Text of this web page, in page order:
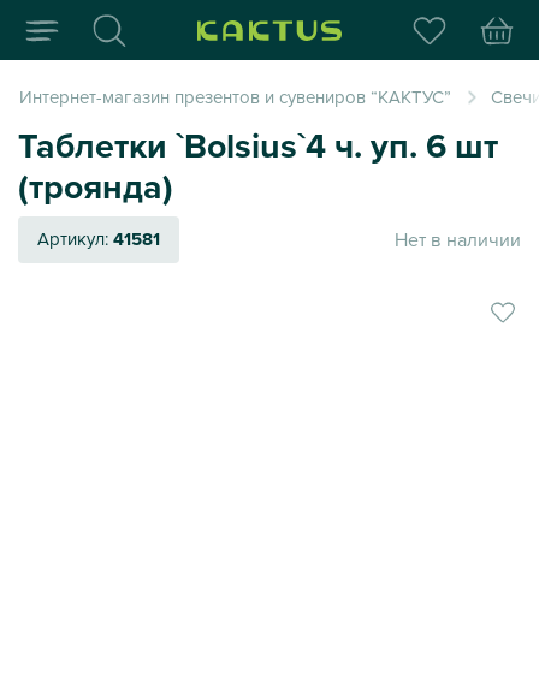
Интернет-магазин
Интернет-магазин презентов и сувениров “КАКТУС”
Таблетки `Bolsius`4 ч. уп. 6 шт
(троянда)
Артикул:41581 Нет в наличии